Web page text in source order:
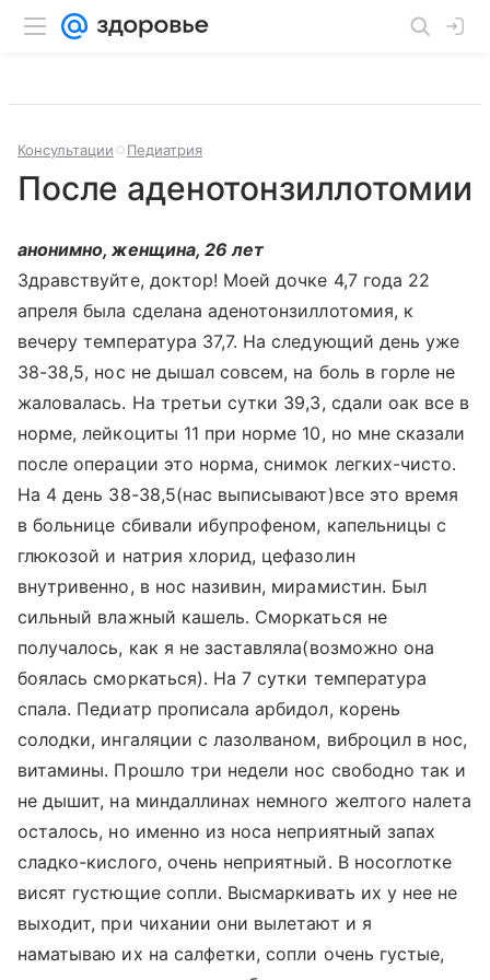
Консультации Педиатрия
После аденотонзиллотомии
анонимно, женщина, 26 лет
Здравствуйте, доктор! Моей дочке 4,7 года 22
апреля была сделана аденотонзиллотомия, к
вечеру температура 37,7. На следующий день уже
38-38,5, нос не дышал совсем, на боль в горле не
жаловалась. На третьи сутки 39,3, сдали оак все в
норме, лейкоциты 11 при норме 10, но мне сказали
после операции это норма, снимок легких-чисто.
На 4 день 38-38,5(нас выписывают)все это время
в больнице сбивали ибупрофеном, капельницы с
глюкозой и натрия хлорид, цефазолин
внутривенно, в нос називин, мирамистин. Был
сильный влажный кашель. Сморкаться не
получалось, как я не заставляла(возможно она
боялась сморкаться). На 7 сутки температура
спала. Педиатр прописала арбидол, корень
солодки, ингаляции с лазолваном, виброцил в нос,
витамины. Прошло три недели нос свободно так и
не дышит, на миндаллинах немного желтого налета
осталось, но именно из носа неприятный запах
сладко-кислого, очень неприятный. В носоглотке
висят густющие сопли. Высмаркивать их у нее не
выходит, при чихании они вылетают и я
наматываю их на салфетки, сопли очень густые,